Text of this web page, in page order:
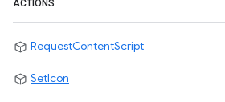
ACTIONS
RequestContentScript
SetIcon